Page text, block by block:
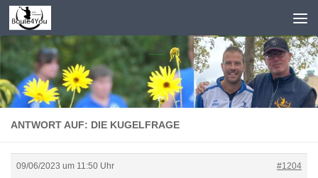
Zum Inhalt springen
ANTWORT AUF: DIE KUGELFRAGE
09/06/2023 um 11:50 Uhr
#1204